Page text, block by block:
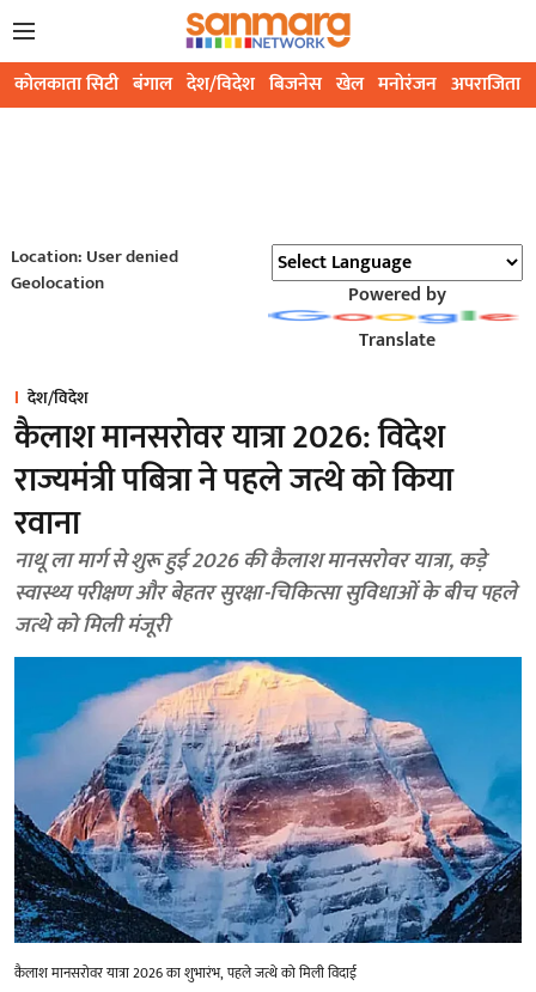
कोलकाता सिटी बंगाल देश/विदेश बिजनेस खेल मनोरंजन अपराजिता
Location: User denied
Geolocation
Powered by
Translate
देश/विदेश
कैलाश मानसरोवर यात्रा 2026: ‌विदेश
राज्यमंत्री पबित्रा ने पहले जत्थे को किया
रवाना
नाथू ला मार्ग से शुरू हुई 2026 की कैलाश मानसरोवर यात्रा, कड़े
स्वास्थ्य परीक्षण और बेहतर सुरक्षा-चिकित्सा सुविधाओं के बीच पहले
जत्थे को मिली मंजूरी
कैलाश मानसरोवर यात्रा 2026 का शुभारंभ, पहले जत्थे को मिली विदाई